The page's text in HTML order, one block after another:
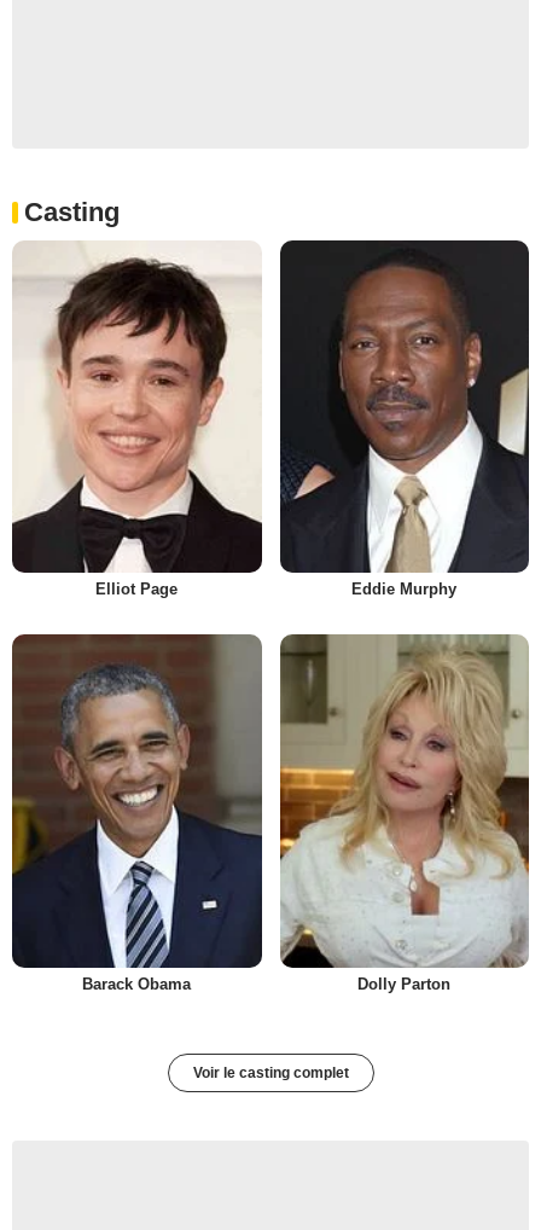
Casting
Elliot Page Eddie Murphy
Barack Obama Dolly Parton
Voir le casting complet